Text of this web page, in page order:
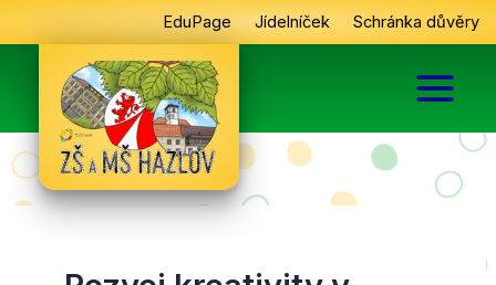
na
EduPage Jídelníček Schránka důvěry